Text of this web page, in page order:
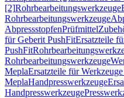
[2]Rohrbearbeitungswerkzeuge
Rohrbearbeitungswerkzeuge
AbpressstopfenPrüfmittel
für Geberit PushFitErsatzteile
PushFit
Rohrbearbeitungswerkzeuge
MeplaErsatzteile für
MeplaHandpresswerkzeuge
Handpresswerkzeuge